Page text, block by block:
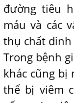
đường tiêu
máu và các
thụ chất dinh
Trong bệnh
khác cũng bị
thể bị viêm